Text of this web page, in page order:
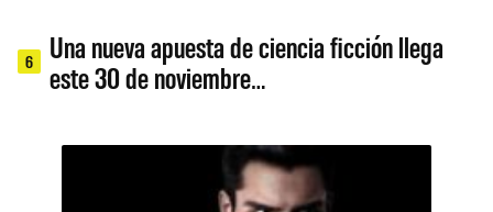
6
Una nueva apuesta de ciencia ficción llega
este 30 de noviembre…